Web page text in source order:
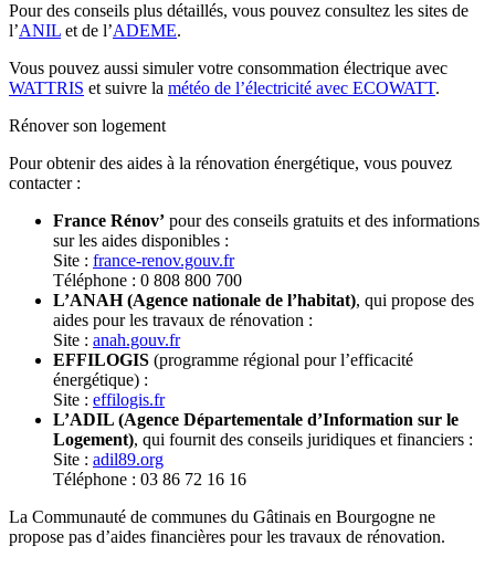
Pour des conseils plus détaillés, vous pouvez consultez les sites de
l’ANIL et de l’ADEME.
Vous pouvez aussi simuler votre consommation électrique avec
WATTRIS et suivre la météo de l’électricité avec ECOWATT.
Rénover son logement
Pour obtenir des aides à la rénovation énergétique, vous pouvez
contacter :
France Rénov’ pour des conseils gratuits et des informations
sur les aides disponibles :
Site : france-renov.gouv.fr
Téléphone : 0 808 800 700
L’ANAH (Agence nationale de l’habitat), qui propose des
aides pour les travaux de rénovation :
Site : anah.gouv.fr
EFFILOGIS (programme régional pour l’efficacité
énergétique) :
Site : effilogis.fr
L’ADIL (Agence Départementale d’Information sur le
Logement), qui fournit des conseils juridiques et financiers :
Site : adil89.org
Téléphone : 03 86 72 16 16
La Communauté de communes du Gâtinais en Bourgogne ne
propose pas d’aides financières pour les travaux de rénovation.